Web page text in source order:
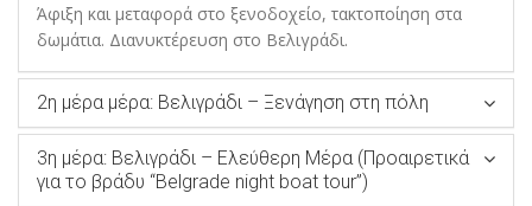
Άφιξη και μεταφορά στο ξενοδοχείο, τακτοποίηση στα
δωμάτια. Διανυκτέρευση στο Βελιγράδι.
2η μέρα μέρα: Βελιγράδι – Ξενάγηση στη πόλη
3η μέρα: Βελιγράδι – Ελεύθερη Μέρα (Προαιρετικά
για το βράδυ “Belgrade night boat tour”)